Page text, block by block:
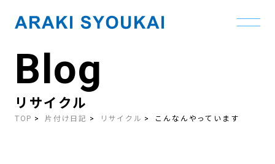
contentBlog
リサイクル
TOP 片付け日記 リサイクル こんなんやっています